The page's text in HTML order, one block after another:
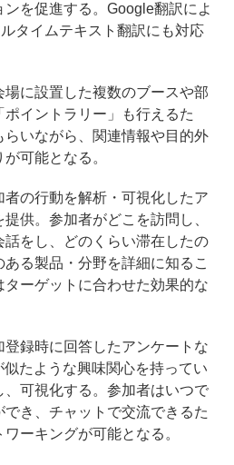
を促進する。Google翻訳によ
タイムテキスト翻訳にも対応
に設置した複数のブースや部
イントラリー」も行えるた
いながら、関連情報や目的外
可能となる。
の行動を解析・可視化したア
供。参加者がどこを訪問し、
をし、どのくらい滞在したの
る製品・分野を詳細に知るこ
ーゲットに合わせた効果的な
録時に回答したアンケートな
たような興味関心を持ってい
、可視化する。参加者はいつで
でき、チャットで交流できるた
ーキングが可能となる。